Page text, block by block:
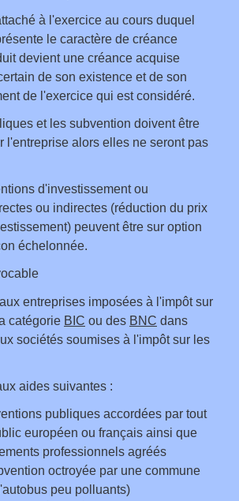
à l'exercice au cours duquel
le caractère de créance
devient une créance acquise
de son existence et de son
de l'exercice qui est considéré.
et les subvention doivent être
l'entreprise alors elles ne seront pas
d'investissement ou
ou indirectes (réduction du prix
peuvent être sur option
échelonnée.
entreprises imposées à l'impôt sur
catégorie BIC ou des BNC dans
sociétés soumises à l'impôt sur les
aides suivantes :
publiques accordées par tout
européen ou français ainsi que
professionnels agréés
octroyée par une commune
peu polluants)